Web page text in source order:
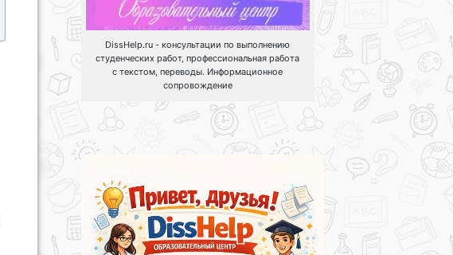
DissHelp.ru - консультации по выполнению
студенческих работ, профессиональная работа
с текстом, переводы. Информационное
сопровождение